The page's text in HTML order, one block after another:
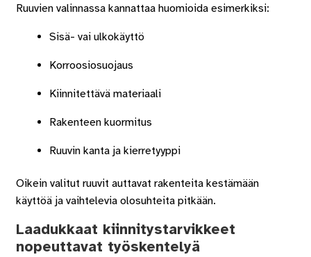
Ruuvien valinnassa kannattaa huomioida esimerkiksi:
Sisä- vai ulkokäyttö
Korroosiosuojaus
Kiinnitettävä materiaali
Rakenteen kuormitus
Ruuvin kanta ja kierretyyppi
Oikein valitut ruuvit auttavat rakenteita kestämään
käyttöä ja vaihtelevia olosuhteita pitkään.
Laadukkaat kiinnitystarvikkeet
nopeuttavat työskentelyä